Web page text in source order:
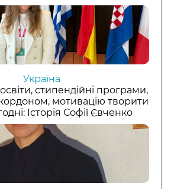
Україна
стипендійні програми,
мотивацію творити
Історія Софії Євченко